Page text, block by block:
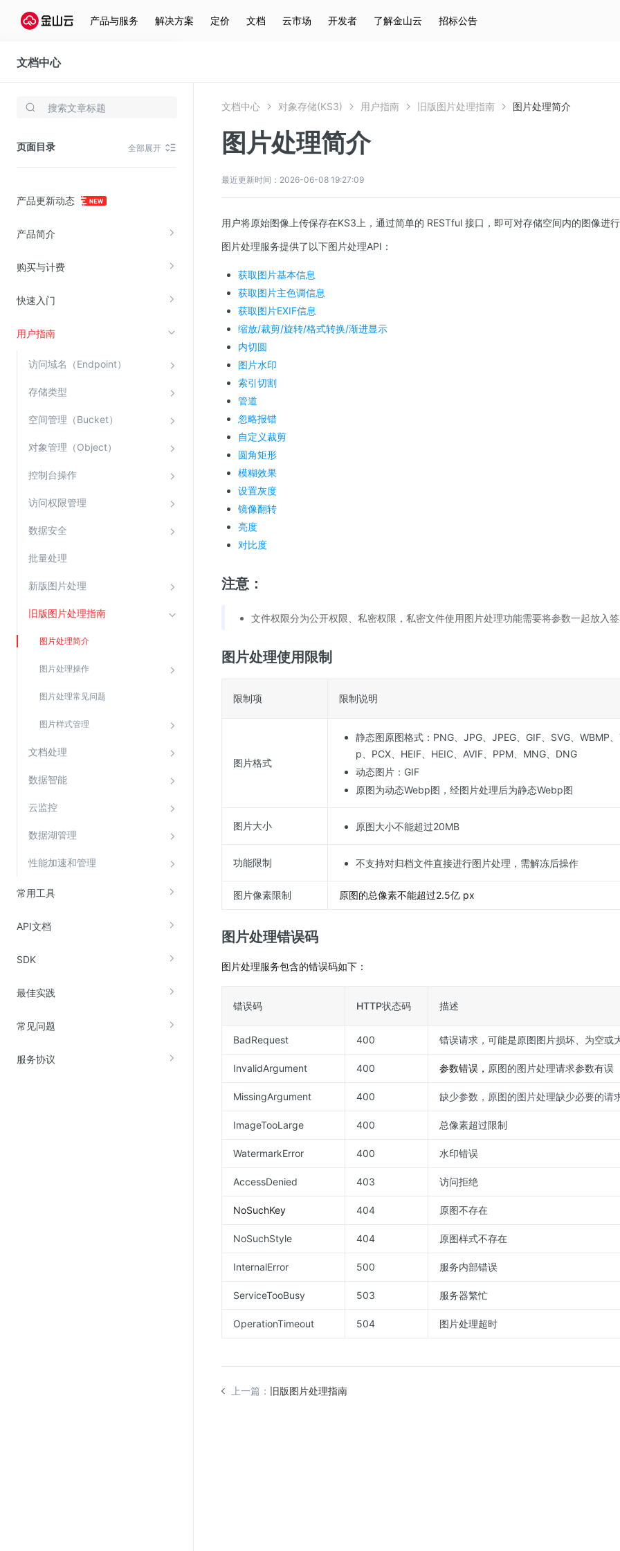
产品与服务 解决方案 定价 文档 云市场 开发者 了解金山云 招标公告
文档中心
对象存储(KS3)
页面目录 全部展开
产品更新动态
产品简介
购买与计费
快速入门
用户指南
访问域名（Endpoint）
存储类型
空间管理（Bucket）
对象管理（Object）
控制台操作
访问权限管理
数据安全
批量处理
新版图片处理
旧版图片处理指南
图片处理简介
图片处理操作
图片处理常见问题
图片样式管理
文档处理
数据智能
云监控
数据湖管理
性能加速和管理
常用工具
API文档
SDK
最佳实践
常见问题
服务协议
存储与云分发
云硬盘(EBS)
在线迁移服务
视频云服务
云直播(KLS)
渗透测试
云堡垒机
高防IP(KAD)
Web应用防火墙(WAF)
密钥管理服务
文档中心 对象存储(KS3) 用户指南 旧版图片处理指南 图片处理简介
图片处理简介
最近更新时间：2026-06-08 19:27:09
用户将原始图像上传保存在KS3上，通过简单的 RESTful 接口，即可对存储空间内的图像进行
图片处理服务提供了以下图片处理API：
获取图片基本信息
获取图片主色调信息
获取图片EXIF信息
缩放/裁剪/旋转/格式转换/渐进显示
内切圆
图片水印
索引切割
管道
忽略报错
自定义裁剪
圆角矩形
模糊效果
设置灰度
镜像翻转
亮度
对比度
注意：
文件权限分为公开权限、私密权限，私密文件使用图片处理功能需要将参数一起放入签
图片处理使用限制
限制项 限制说明
图片格式
静态图原图格式：PNG、JPG、JPEG、GIF、SVG、WBMP
p、PCX、HEIF、HEIC、AVIF、PPM、MNG、DNG
动态图片：GIF
原图为动态Webp图，经图片处理后为静态Webp图
图片大小 原图大小不能超过20MB
功能限制 不支持对归档文件直接进行图片处理，需解冻后操作
图片像素限制 原图的总像素不能超过2.5亿 px
图片处理错误码
图片处理服务包含的错误码如下：
错误码 HTTP状态码 描述
BadRequest 400 错误请求，可能是原图图片损坏、为空或
InvalidArgument 400 参数错误， 原图的图片处理请求参数有误
MissingArgument 400 缺少参数，原图的图片处理缺少必要的请
ImageTooLarge 400 总像素超过限制
WatermarkError 400 水印错误
AccessDenied 403 访问拒绝
NoSuchKey 404 原图不存在
NoSuchStyle 404 原图样式不存在
InternalError 500 服务内部错误
ServiceTooBusy 503 服务器繁忙
OperationTimeout 504 图片处理超时
上一篇： 旧版图片处理指南